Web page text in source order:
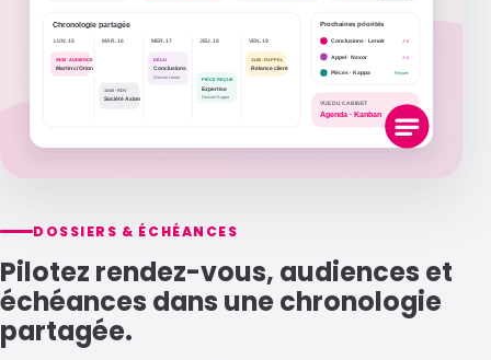
DOSSIERS & ÉCHÉANCES
Pilotez rendez-vous, audiences et
échéances dans une chronologie
partagée.